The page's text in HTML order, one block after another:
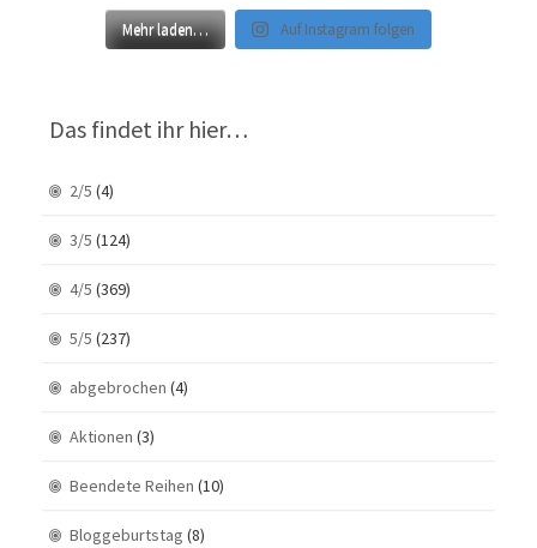
Mehr laden… Auf Instagram folgen
Das findet ihr hier…
2/5 (4)
3/5 (124)
4/5 (369)
5/5 (237)
abgebrochen (4)
Aktionen (3)
Beendete Reihen (10)
Bloggeburtstag (8)